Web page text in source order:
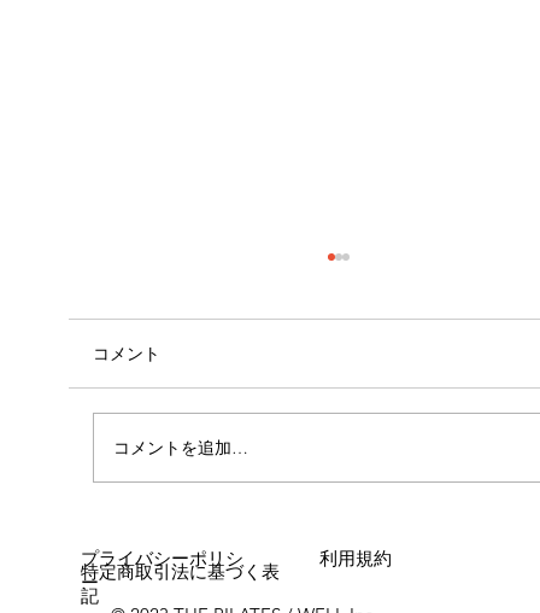
心斎橋店 店長就任！！
コメント
コメントを追加…
プライバシーポリシ
ー
利用規約
特定商取引法に基づく表
記